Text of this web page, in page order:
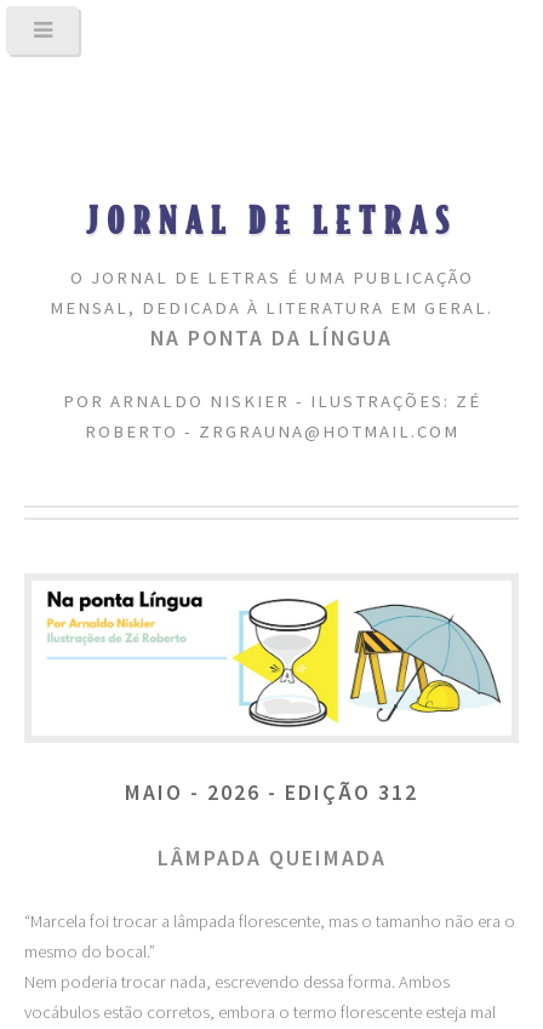
JORNAL DE LETRAS
O JORNAL DE LETRAS É UMA PUBLICAÇÃO
MENSAL, DEDICADA À LITERATURA EM GERAL.
NA PONTA DA LÍNGUA
POR ARNALDO NISKIER - ILUSTRAÇÕES: ZÉ
ROBERTO - ZRGRAUNA@HOTMAIL.COM
MAIO - 2026 - EDIÇÃO 312
LÂMPADA QUEIMADA
“Marcela foi trocar a lâmpada florescente, mas o tamanho não era o
mesmo do bocal.”
Nem poderia trocar nada, escrevendo dessa forma. Ambos
vocábulos estão corretos, embora o termo florescente esteja mal